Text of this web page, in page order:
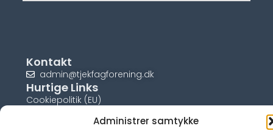
Administrer samtykke
Kontakt
admin@tjekfagforening.dk
Hurtige Links
Cookiepolitik (EU)